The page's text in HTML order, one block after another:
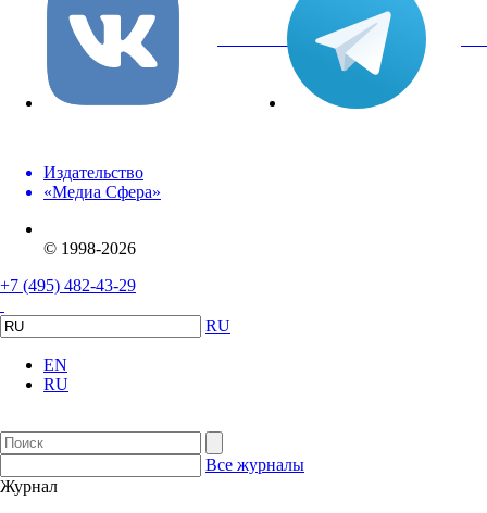
вКонтакте
Издательство
«Медиа Сфера»
© 1998-2026
+7 (495) 482-43-29
RU
EN
RU
Все журналы
Журнал